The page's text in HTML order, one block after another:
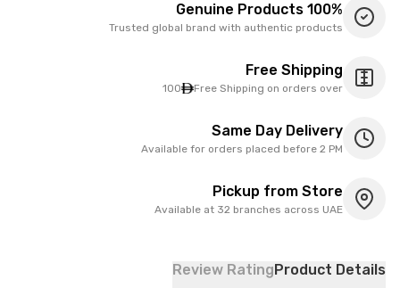
100% Genuine Products
Trusted global brand with authentic products
Free Shipping
Free Shipping on orders over
100
Same Day Delivery
Available for orders placed before 2 PM
Pickup from Store
Available at 32 branches across UAE
Product Details
Review Rating